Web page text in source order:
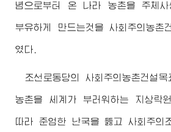
념으로부터 온 나라 농촌을 주체사
부유하게 만드는것을 사회주의농촌
였다.
조선로동당의 사회주의농촌건설
농촌을 세계가 부러워하는 지상락
따라 준엄한 난국을 뚫고 사회주의